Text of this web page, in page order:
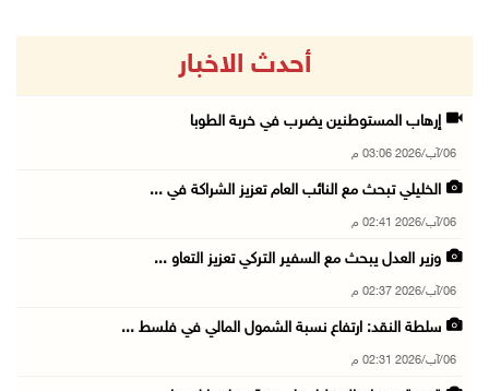
أحدث الاخبار
إرهاب المستوطنين يضرب في خربة الطوبا
06/آب/2026 03:06 م
الخليلي تبحث مع النائب العام تعزيز الشراكة في ...
06/آب/2026 02:41 م
وزير العدل يبحث مع السفير التركي تعزيز التعاو ...
06/آب/2026 02:37 م
سلطة النقد: ارتفاع نسبة الشمول المالي في فلسط ...
06/آب/2026 02:31 م